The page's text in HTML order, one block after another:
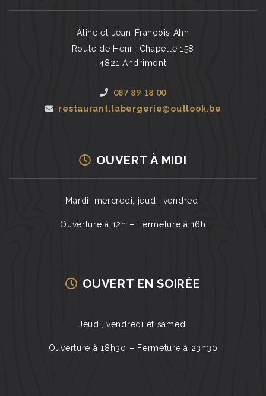
Aline et Jean-François Ahn
Route de Henri-Chapelle 158
4821 Andrimont
087 89 18 00
restaurant.labergerie@outlook.be
OUVERT À MIDI
Mardi, mercredi, jeudi, vendredi
Ouverture à 12h – Fermeture à 16h
OUVERT EN SOIRÉE
Jeudi, vendredi et samedi
Ouverture à 18h30 – Fermeture à 23h30